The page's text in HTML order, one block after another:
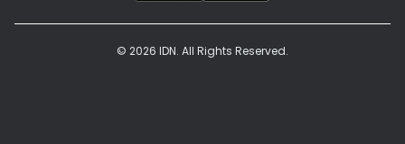
© 2026 IDN. All Rights Reserved.